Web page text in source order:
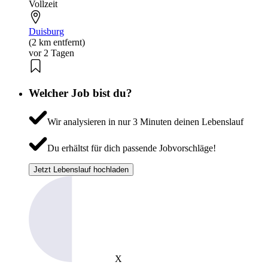
Vollzeit
Duisburg
(2 km entfernt)
vor 2 Tagen
Welcher Job bist du?
Wir analysieren in nur 3 Minuten deinen Lebenslauf
Du erhältst für dich passende Jobvorschläge!
Jetzt Lebenslauf hochladen
X